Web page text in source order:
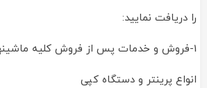
را دریافت نمایید:
1-فروش و خدمات پس از فروش کلیه
انواع پرینتر و دستگاه کپی